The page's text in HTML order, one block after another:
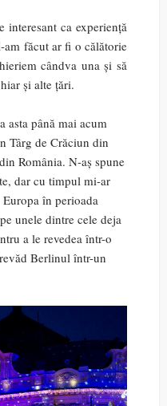
ca experiență
făcut ar fi o călătorie
cândva una și să
și alte țări.
asta până mai acum
Târg de Crăciun din
România. N-aș spune
dar cu timpul mi-ar
în perioada
unele dintre cele deja
a le revedea într-o
Berlinul într-un